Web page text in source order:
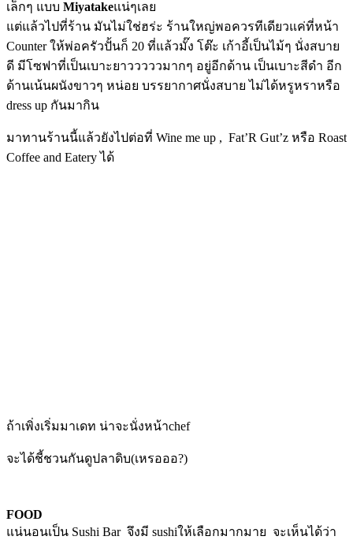
เล็กๆ แบบ Miyatakeแน่ๆเลย
แต่แล้วไปที่ร้าน มันไม่ใช่ฮร่ะ ร้านใหญ่พอควรทีเดียวแค่ที่หน้า
Counter ให้พ่อครัวปั้นก็ 20 ที่แล้วมั๊ง โต๊ะ เก้าอี้เป็นไม้ๆ นั่งสบาย
ดี มีโซฟาที่เป็นเบาะยาวววววมากๆ อยู่อีกด้าน เป็นเบาะสีดำ อีก
ด้านเน้นผนังขาวๆ หน่อย บรรยากาศนั่งสบาย ไม่ได้หรูหราหรือ
dress up กันมากิน
มาทานร้านนี้แล้วยังไปต่อที่ Wine me up , Fat’R Gut’z หรือ Roast
Coffee and Eatery ได้
ถ้าเพิ่งเริ่มมาเดท น่าจะนั่งหน้าchef
จะได้ชี้ชวนกันดูปลาดิบ(เหรอออ?)
FOOD
แน่นอนเป็น Sushi Bar จึงมี sushiให้เลือกมากมาย จะเห็นได้ว่า